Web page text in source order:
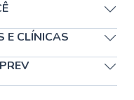
E CLÍNICAS